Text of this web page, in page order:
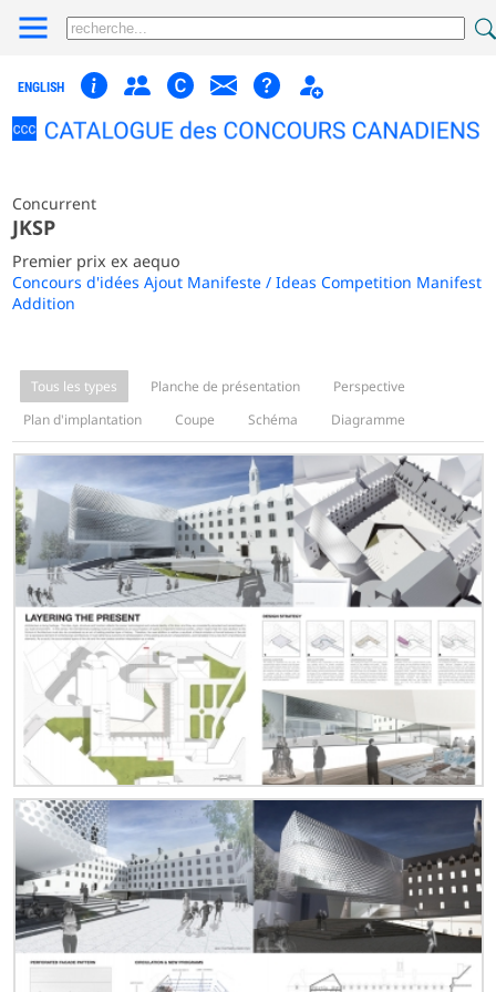
ENGLISH
Concurrent
JKSP
Premier prix ex aequo
Concours d'idées Ajout Manifeste / Ideas Competition Manifest
Addition
Tous les types Planche de présentation
Perspective
Plan d'implantation
Coupe Schéma Diagramme